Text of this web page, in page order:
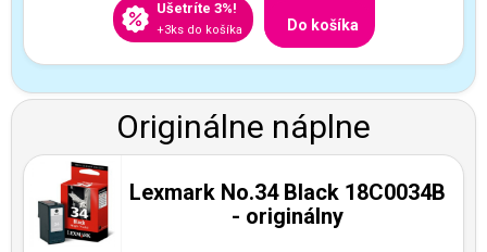
Ušetríte 3%!
+3ks do košíka Do košíka
Originálne náplne
Lexmark No.34 Black 18C0034B
- originálny